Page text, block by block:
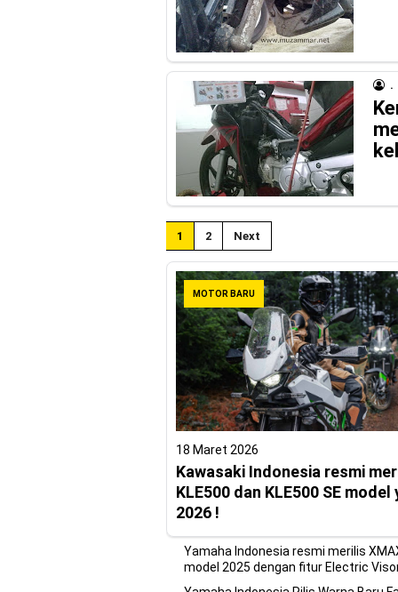
.
1 2 Next
MOTOR BARU
18 Maret 2026
Kawasaki Indonesia resmi
KLE500 dan KLE500 SE model
2026 !
Yamaha Indonesia resmi merilis
model 2025 dengan fitur Electric